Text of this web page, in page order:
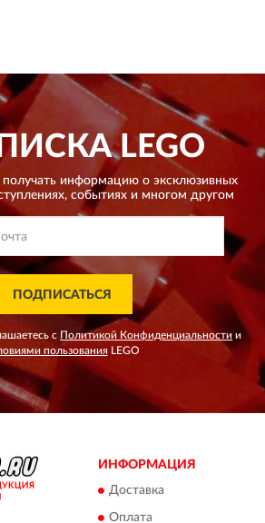
LEGO
информацию о эксклюзивных
событиях и многом другом
ПОДПИСАТЬСЯ
с Политикой Конфиденциальности и
пользованияLEGO
ИНФОРМАЦИЯ
Доставка
Оплата